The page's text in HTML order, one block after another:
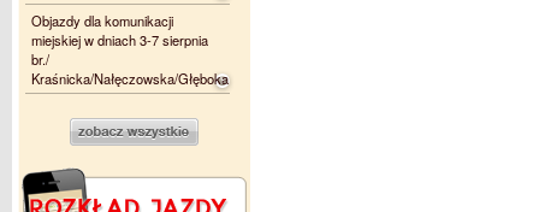
Objazdy dla komunikacji
miejskiej w dniach 3-7 sierpnia
br./
Kraśnicka/Nałęczowska/Głęboka